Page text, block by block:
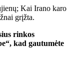
Kai Irano karo
grįžta.
rinkos
kad gautumėte